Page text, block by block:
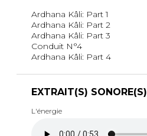
Ardhana Kâli: Part 1
Ardhana Kâli: Part 2
Ardhana Kâli: Part 3
Conduit N°4
Ardhana Kâli: Part 4
EXTRAIT(S) SONORE(S)
L'énergie